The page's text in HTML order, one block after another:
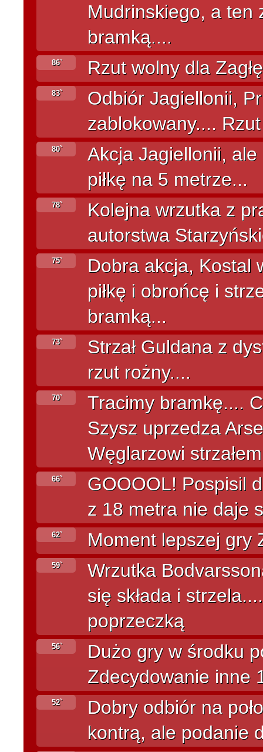
Mudrinskiego, a ten
bramką....
86` Rzut wolny dla
83`
Odbiór Jagiellonii,
zablokowany....
80`
Akcja Jagiellonii,
piłkę na 5 metrze...
78`
Kolejna wrzutka z
autorstwa
75`
Dobra akcja, Kostal
piłkę i obrońcę i
bramką...
73`
Strzał Guldana z
rzut rożny....
70`
Tracimy bramkę....
Szysz uprzedza
Węglarzowi
66`
GOOOOL! Pospisil
z 18 metra nie daje
62` Moment lepszej gry
59`
Wrzutka
się składa i
poprzeczką
56`
Dużo gry w środku
Zdecydowanie inne
52`
Dobry odbiór na
kontrą, ale podanie